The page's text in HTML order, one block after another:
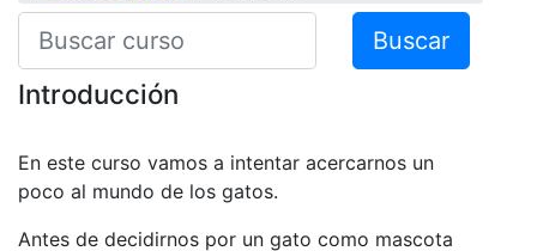
Buscar
Introducción
En este curso vamos a intentar acercarnos un
poco al mundo de los gatos.
Antes de decidirnos por un gato como mascota